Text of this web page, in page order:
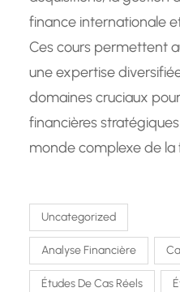
finance internationale
Ces cours permettent
une expertise
domaines cruciaux
financières
monde complexe de la
Uncategorized
Analyse Financière
Études De Cas Réels